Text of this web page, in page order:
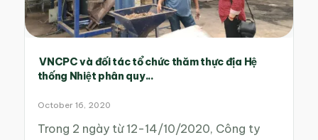
VNCPC và đối tác tổ chức thăm thực địa Hệ
thống Nhiệt phân quy...
October 16, 2020
Trong 2 ngày từ 12-14/10/2020, Công ty